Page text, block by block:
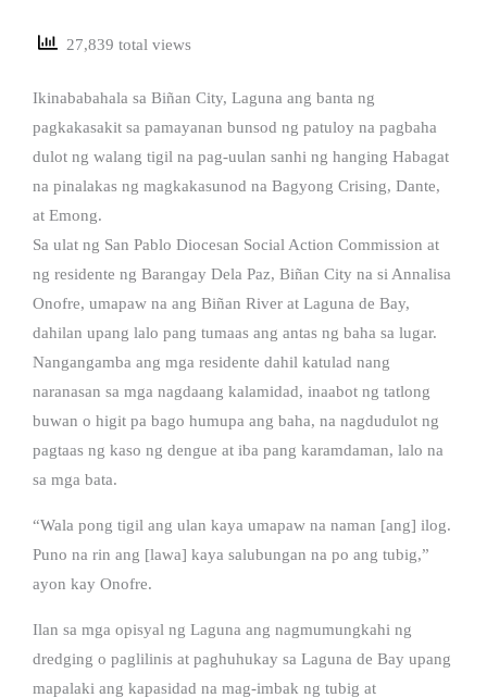
27,839 total views
Ikinababahala sa Biñan City, Laguna ang banta ng
pagkakasakit sa pamayanan bunsod ng patuloy na pagbaha
dulot ng walang tigil na pag-uulan sanhi ng hanging Habagat
na pinalakas ng magkakasunod na Bagyong Crising, Dante,
at Emong.
Sa ulat ng San Pablo Diocesan Social Action Commission at
ng residente ng Barangay Dela Paz, Biñan City na si Annalisa
Onofre, umapaw na ang Biñan River at Laguna de Bay,
dahilan upang lalo pang tumaas ang antas ng baha sa lugar.
Nangangamba ang mga residente dahil katulad nang
naranasan sa mga nagdaang kalamidad, inaabot ng tatlong
buwan o higit pa bago humupa ang baha, na nagdudulot ng
pagtaas ng kaso ng dengue at iba pang karamdaman, lalo na
sa mga bata.
“Wala pong tigil ang ulan kaya umapaw na naman [ang] ilog.
Puno na rin ang [lawa] kaya salubungan na po ang tubig,”
ayon kay Onofre.
Ilan sa mga opisyal ng Laguna ang nagmumungkahi ng
dredging o paglilinis at paghuhukay sa Laguna de Bay upang
mapalaki ang kapasidad na mag-imbak ng tubig at